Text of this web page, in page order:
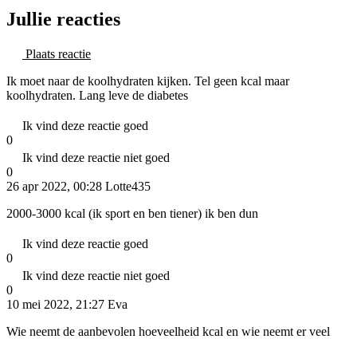
Jullie reacties
Plaats reactie
Ik moet naar de koolhydraten kijken. Tel geen kcal maar
koolhydraten. Lang leve de diabetes
Ik vind deze reactie goed
0
Ik vind deze reactie niet goed
0
26 apr 2022, 00:28 Lotte435
2000-3000 kcal (ik sport en ben tiener) ik ben dun
Ik vind deze reactie goed
0
Ik vind deze reactie niet goed
0
10 mei 2022, 21:27 Eva
Wie neemt de aanbevolen hoeveelheid kcal en wie neemt er veel